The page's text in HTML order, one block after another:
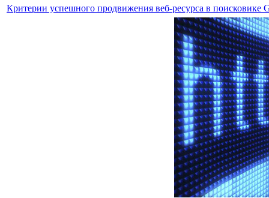
Критерии успешного продвижения веб-ресурса в поисковике